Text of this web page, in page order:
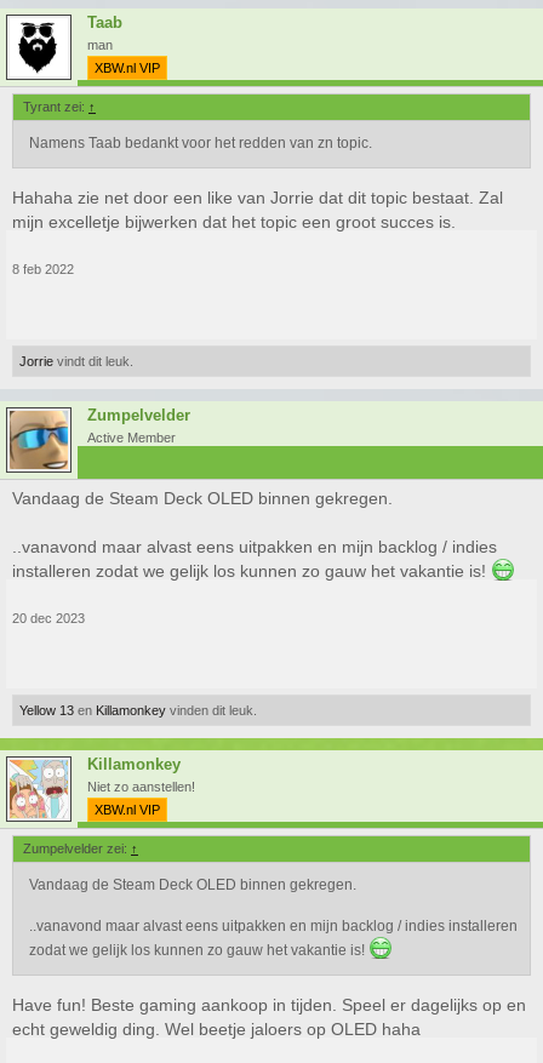
Taab
man
XBW.nl VIP
Tyrant zei: ↑
Namens Taab bedankt voor het redden van zn topic.
Hahaha zie net door een like van Jorrie dat dit topic bestaat. Zal
mijn excelletje bijwerken dat het topic een groot succes is.
8 feb 2022
Jorrie vindt dit leuk.
Zumpelvelder
Active Member
Vandaag de Steam Deck OLED binnen gekregen.
..vanavond maar alvast eens uitpakken en mijn backlog / indies
installeren zodat we gelijk los kunnen zo gauw het vakantie is!
20 dec 2023
Yellow 13 en Killamonkey vinden dit leuk.
Killamonkey
Niet zo aanstellen!
XBW.nl VIP
Zumpelvelder zei: ↑
Vandaag de Steam Deck OLED binnen gekregen.
..vanavond maar alvast eens uitpakken en mijn backlog / indies installeren
zodat we gelijk los kunnen zo gauw het vakantie is!
Have fun! Beste gaming aankoop in tijden. Speel er dagelijks op en
echt geweldig ding. Wel beetje jaloers op OLED haha